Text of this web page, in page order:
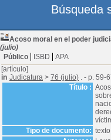
Acoso moral en el poder
(julio)
Público
ISBD
APA
[artículo]
in Judicatura > 76 (julio) . - p. 59-
Título :
Tipo de documento:
Búsqueda